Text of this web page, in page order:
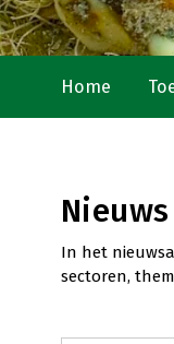
Home
Nieuws
In het
sectoren,